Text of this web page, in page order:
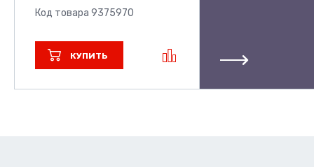
Код товара 9375970
КУПИТЬ